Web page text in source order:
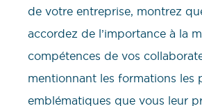
de votre entreprise, montrez
accordez de l’importance à la
compétences de vos
mentionnant les formations les
emblématiques que vous leur